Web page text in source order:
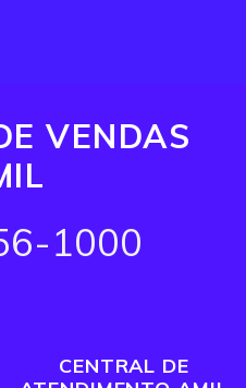
VENDAS
1000
CENTRAL DE